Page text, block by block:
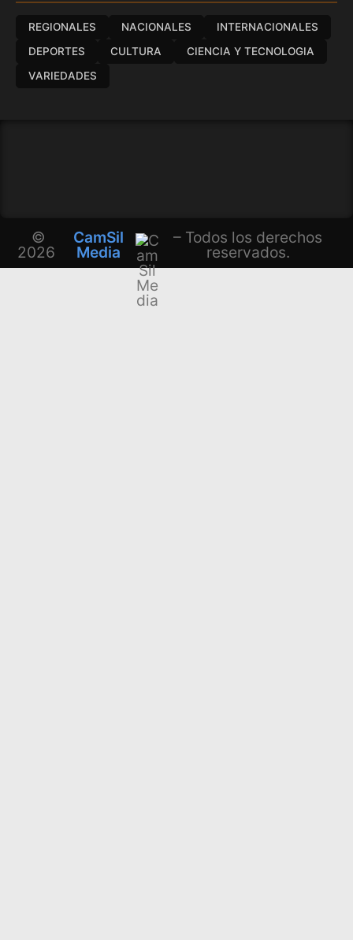
REGIONALES NACIONALES
INTERNACIONALES
DEPORTES
CULTURA
CIENCIA Y TECNOLOGIA
VARIEDADES
©
2026
CamSil
Media
– Todos los derechos
reservados.